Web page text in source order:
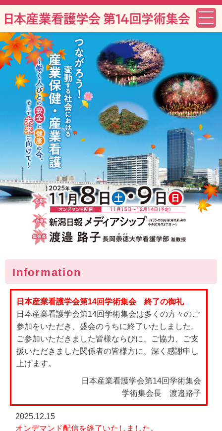
Information
日本産業看護学会第14回学術集会 終了の御礼
日本産業看護学会第14回学術集会は多くの方々のご
参加をいただき、盛会のうちに終了いたしました。
ご参加いただきました皆様ならびに、ご協力、ご支
援いただきました関係者の皆様方に、深く感謝申し
上げます。
日本産業看護学会第14回学術集会
学術集会長 渡邉路子
2025.12.15
オンデマンド配信を終了いたしました。